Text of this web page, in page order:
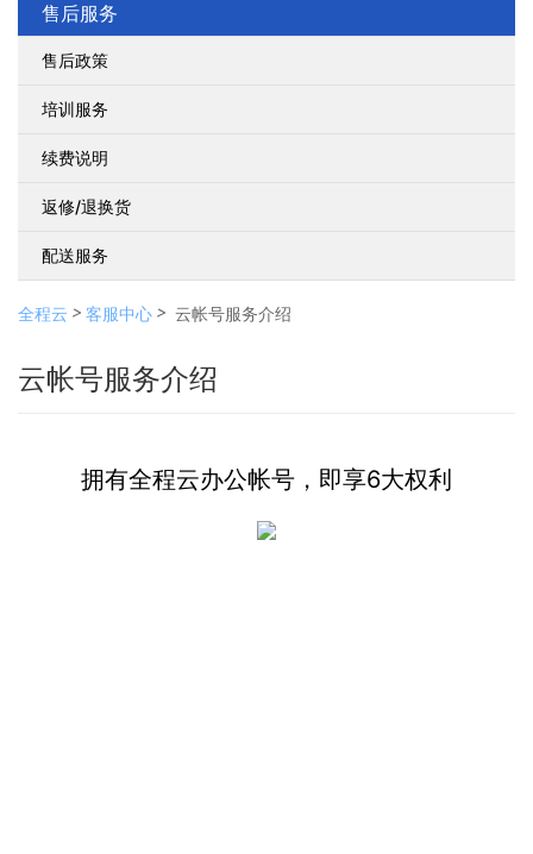
售后服务
售后政策
培训服务
续费说明
返修/退换货
配送服务
全程云 > 客服中心 > 云帐号服务介绍
云帐号服务介绍
拥有全程云办公帐号，即享6大权利